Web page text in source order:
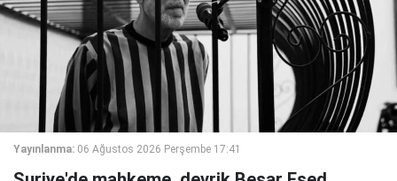
Yayınlanma: 06 Ağustos 2026 Perşembe 17:41